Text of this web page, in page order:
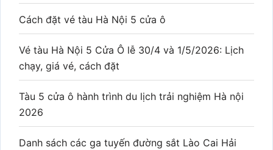
Cách đặt vé tàu Hà Nội 5 cửa ô
Vé tàu Hà Nội 5 Cửa Ô lễ 30/4 và 1/5/2026: Lịch
chạy, giá vé, cách đặt
Tàu 5 cửa ô hành trình du lịch trải nghiệm Hà nội
2026
Danh sách các ga tuyến đường sắt Lào Cai Hải